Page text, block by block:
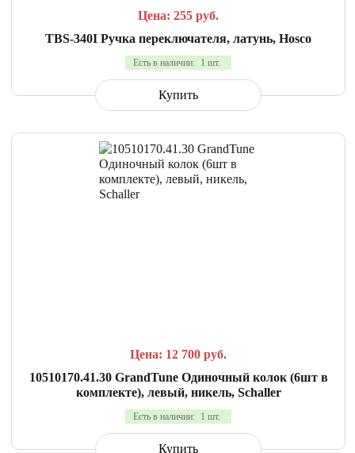
Цена: 255 руб.
TBS-340I Ручка переключателя, латунь, Hosco
Есть в наличии: 1 шт.
Купить
Цена: 12 700 руб.
10510170.41.30 GrandTune Одиночный колок (6шт в
комплекте), левый, никель, Schaller
Есть в наличии: 1 шт.
Купить